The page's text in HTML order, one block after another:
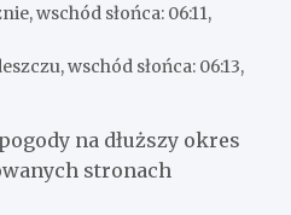
wschód słońca: 06:11,
wschód słońca: 06:13,
na dłuższy okres
stronach